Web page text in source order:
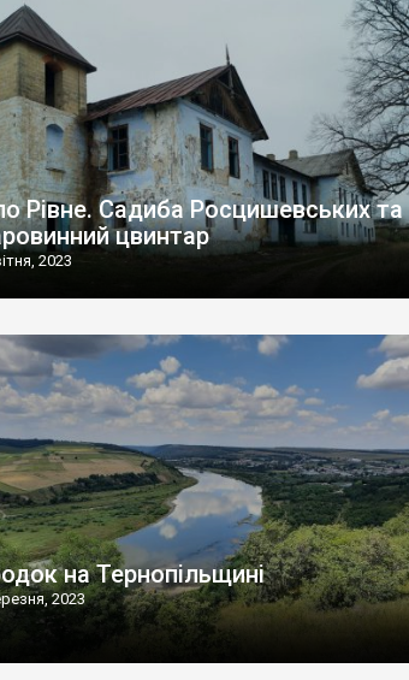
Рівне. Садиба Росцишевських та
цвинтар
2023
на Тернопільщині
2023